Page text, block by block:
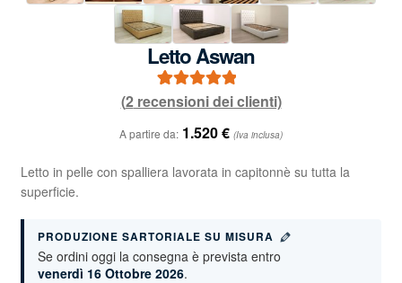
Letto Aswan
Valutato 5.00
2
recensioni
(2recensioni dei clienti)
A partire da: 1.520€ (Iva inclusa)
Letto in pelle con spalliera lavorata in capitonnè su tutta la
superficie.
PRODUZIONE SARTORIALE SU MISURA
Se ordini oggi la consegna è prevista entro
venerdì 16 Ottobre 2026.